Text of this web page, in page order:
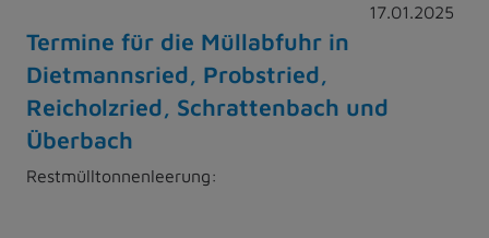
17.01.2025
Termine für die Müllabfuhr in
Dietmannsried, Probstried,
Reicholzried, Schrattenbach und
Überbach
Restmülltonnenleerung: